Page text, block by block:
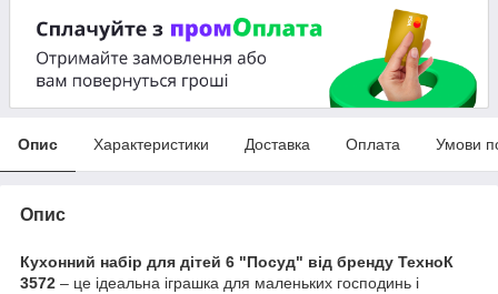
Опис Характеристики Доставка Оплата Умови
Опис
Кухонний набір для дітей 6 "Посуд" від бренду ТехноК
3572 – це ідеальна іграшка для маленьких господинь і